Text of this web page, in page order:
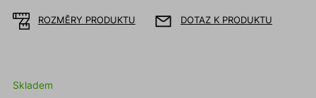
ROZMĚRY PRODUKTU DOTAZ K PRODUKTU
Skladem